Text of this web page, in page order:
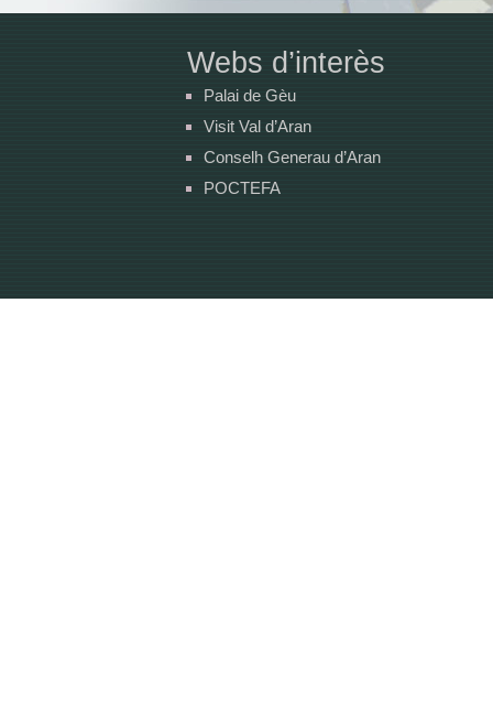
Webs d’interès
Palai de Gèu
Visit Val d’Aran
Conselh Generau d’Aran
POCTEFA